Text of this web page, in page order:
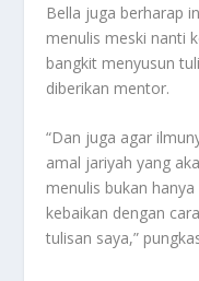
Bella juga berharap
menulis meski nanti
bangkit menyusun
diberikan mentor.
“Dan juga agar
amal jariyah yang
menulis bukan
kebaikan dengan
tulisan saya,”